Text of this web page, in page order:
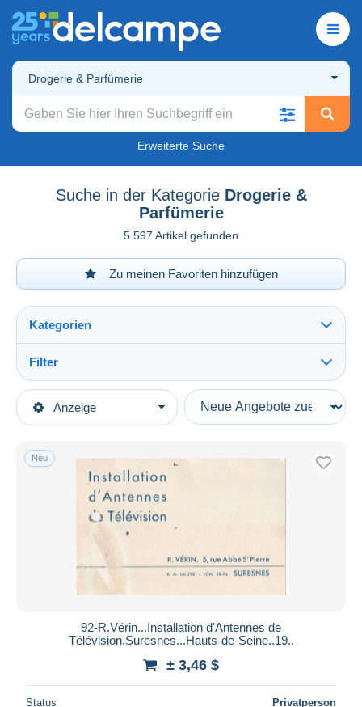
Drogerie & Parfümerie
Erweiterte Suche
Suche in der Kategorie Drogerie &
Parfümerie
5.597 Artikel gefunden
Zu meinen Favoriten hinzufügen
Anzeige
Kategorien
Hauptkategorien
Rechnungen
Frankreich
Drogerie & Parfümerie
Filter
Art der Verkäufe
Laufende Angebote
Auktionen mit Geboten
Auktionen ohne Gebote
Auktionshäuser
Verkauft
Alle Laufzeiten
Endet in
Preis
Neu
92-R.Vérin...Installation d'Antennes de
Télévision.Suresnes...Hauts-de-Seine..19..
± 3,46 $
Status Privatperson